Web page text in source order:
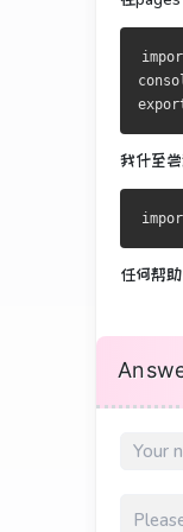
我什至尝
任何帮